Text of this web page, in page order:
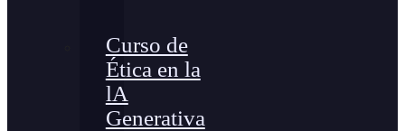
Curso de
Ética en la
lA
Generativa